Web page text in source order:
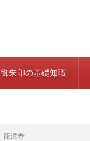
御朱印の基礎知識
龍潭寺